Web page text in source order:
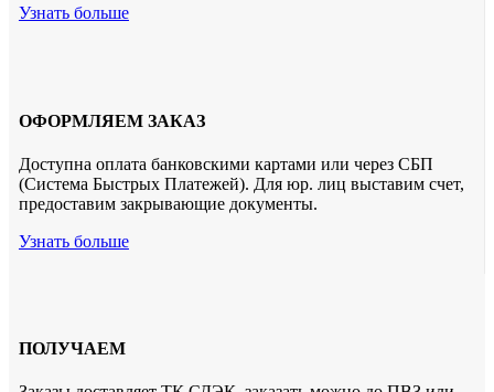
Узнать больше
ОФОРМЛЯЕМ ЗАКАЗ
Доступна оплата банковскими картами или через СБП
(Система Быстрых Платежей). Для юр. лиц выставим счет,
предоставим закрывающие документы.
Узнать больше
ПОЛУЧАЕМ